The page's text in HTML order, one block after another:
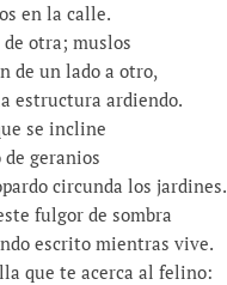
en la calle.
otra; muslos
de un lado a otro,
estructura ardiendo.
se incline
geranios
circunda los jardines.
fulgor de sombra
escrito mientras vive.
que te acerca al felino: